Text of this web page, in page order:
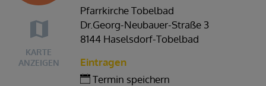
KARTE
ANZEIGEN
Pfarrkirche Tobelbad
Dr.Georg-Neubauer-Straße 3
8144 Haselsdorf-Tobelbad
Eintragen
Termin speichern